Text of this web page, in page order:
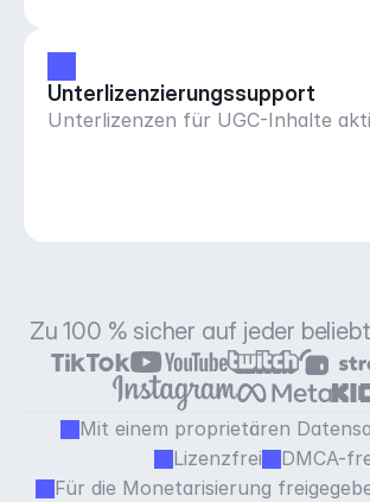
Unterlizenzierungssupport
Unterlizenzen für UGC-Inhalte
Zu 100 % sicher auf jeder
Mit einem proprietären
Lizenzfrei
DMCA-
Für die Monetarisierung